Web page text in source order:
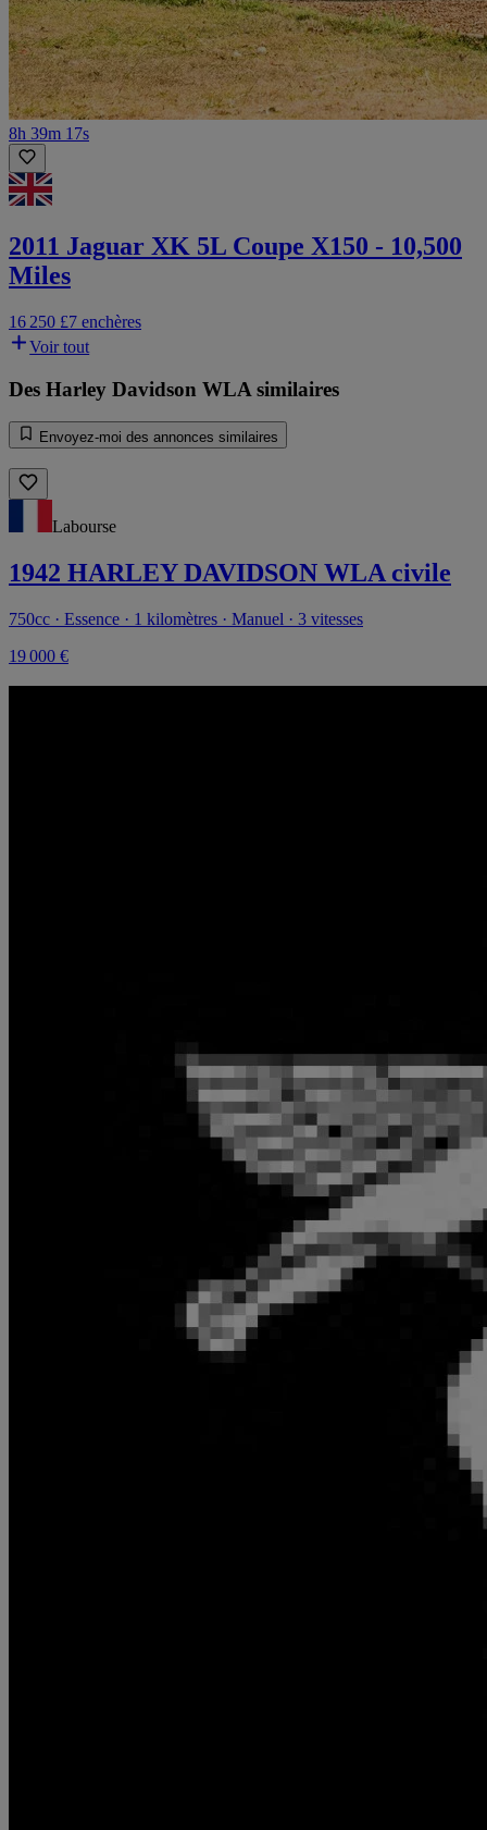
8h 39m 17s
2011 Jaguar XK 5L Coupe X150 - 10,500
Miles
16 250 £7 enchères
Voir tout
Des Harley Davidson WLA similaires
Envoyez-moi des annonces similaires
Labourse
1942 HARLEY DAVIDSON WLA civile
750cc · Essence · 1 kilomètres · Manuel · 3 vitesses
19 000 €